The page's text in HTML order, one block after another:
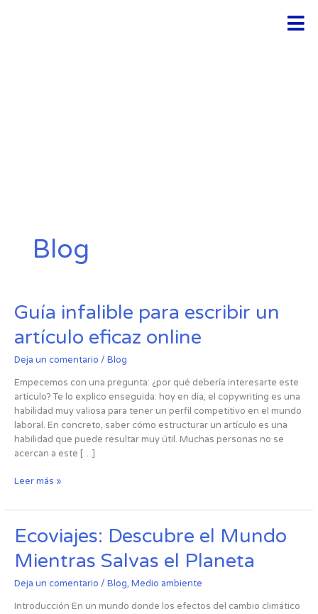
Blog
Guía infalible para escribir un
artículo eficaz online
Deja un comentario / Blog
Empecemos con una pregunta: ¿por qué debería interesarte este
artículo? Te lo explico enseguida: hoy en día, el copywriting es una
habilidad muy valiosa para tener un perfil competitivo en el mundo
laboral. En concreto, saber cómo estructurar un artículo es una
habilidad que puede resultar muy útil. Muchas personas no se
acercan a este […]
Guía
infalible
para
un
artículo
eficaz
online
Leer más »
Ecoviajes: Descubre el Mundo
Mientras Salvas el Planeta
Deja un comentario / Blog, Medio ambiente
Introducción En un mundo donde los efectos del cambio climático
Ecoviajes:
Descubre
el
Mientras
Salvas